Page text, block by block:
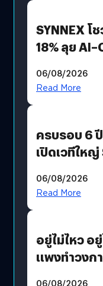
SYNNEX โ
18% ลุย
Revenue เร่
06/08/2026
Read More
ครบรอบ 6
เปิดเวทีใหญ่
แนวทางปรั
06/08/2026
Read More
อยู่ไม่ไหว อ
แพงทำวงก
06/08/2026